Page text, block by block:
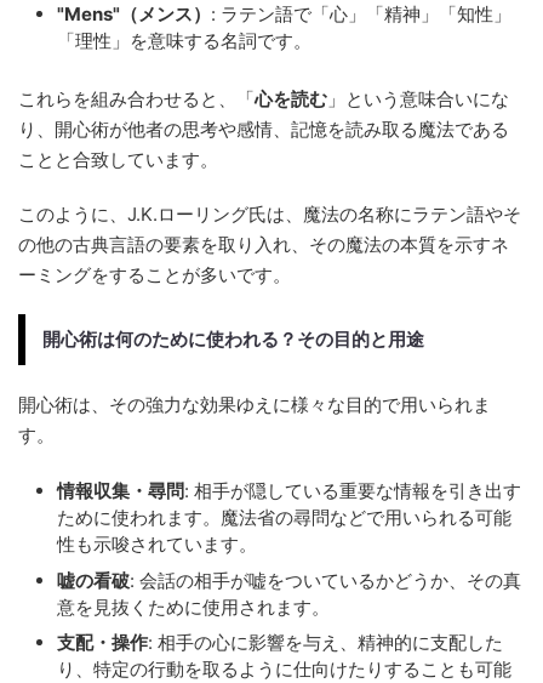
"Mens"（メンス） : ラテン語で「心」「精神」「知性」
「理性」を意味する名詞です。
これらを組み合わせると、「心を読む 」という意味合いにな
り、開心術が他者の思考や感情、記憶を読み取る魔法である
ことと合致しています。
このように、J.K.ローリング氏は、魔法の名称にラテン語やそ
の他の古典言語の要素を取り入れ、その魔法の本質を示すネ
ーミングをすることが多いです。
開心術は何のために使われる？その目的と用途
開心術は、その強力な効果ゆえに様々な目的で用いられま
す。
情報収集・尋問: 相手が隠している重要な情報を引き出す
ために使われます。魔法省の尋問などで用いられる可能
性も示唆されています。
嘘の看破: 会話の相手が嘘をついているかどうか、その真
意を見抜くために使用されます。
支配・操作: 相手の心に影響を与え、精神的に支配した
り、特定の行動を取るように仕向けたりすることも可能